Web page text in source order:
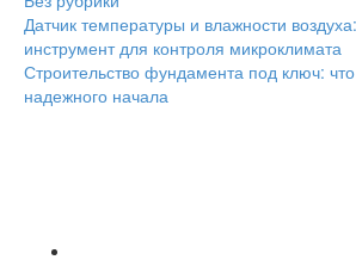
Навигация
Датчик температуры и влажности
инструмент для контроля микроклимата
Строительство фундамента под ключ:
надежного начала